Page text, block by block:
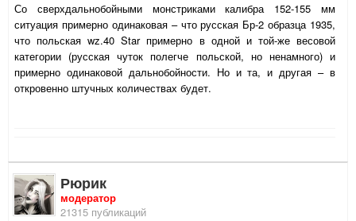
Со сверхдальнобойными монстриками калибра 152-155 мм
ситуация примерно одинаковая – что русская Бр-2 образца 1935,
что польскаяwz.40Starпримерно в одной и той-же весовой
категории (русская чуток полегче польской, но ненамного) и
примерно одинаковой дальнобойности. Но и та, и другая – в
откровенно штучных количествах будет.
Рюрик
модератор
21315 публикаций